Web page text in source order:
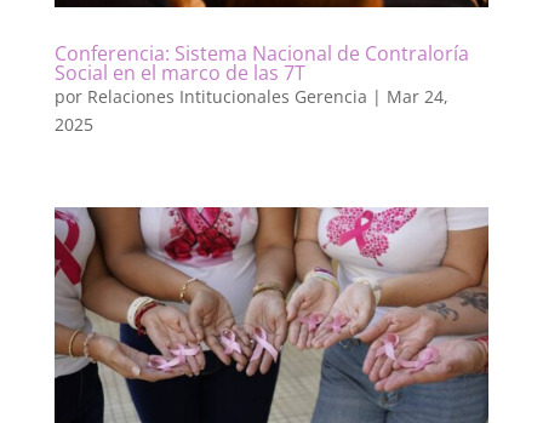
Conferencia: Sistema Nacional de Contraloría
Social en el marco de las 7T
por Relaciones Intitucionales Gerencia | Mar 24,
2025